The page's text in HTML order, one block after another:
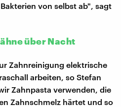
von selbst ab", sagt
über Nacht
Zahnreinigung elektrische
arbeiten, so Stefan
Zahnpasta verwenden, die
Zahnschmelz härtet und so